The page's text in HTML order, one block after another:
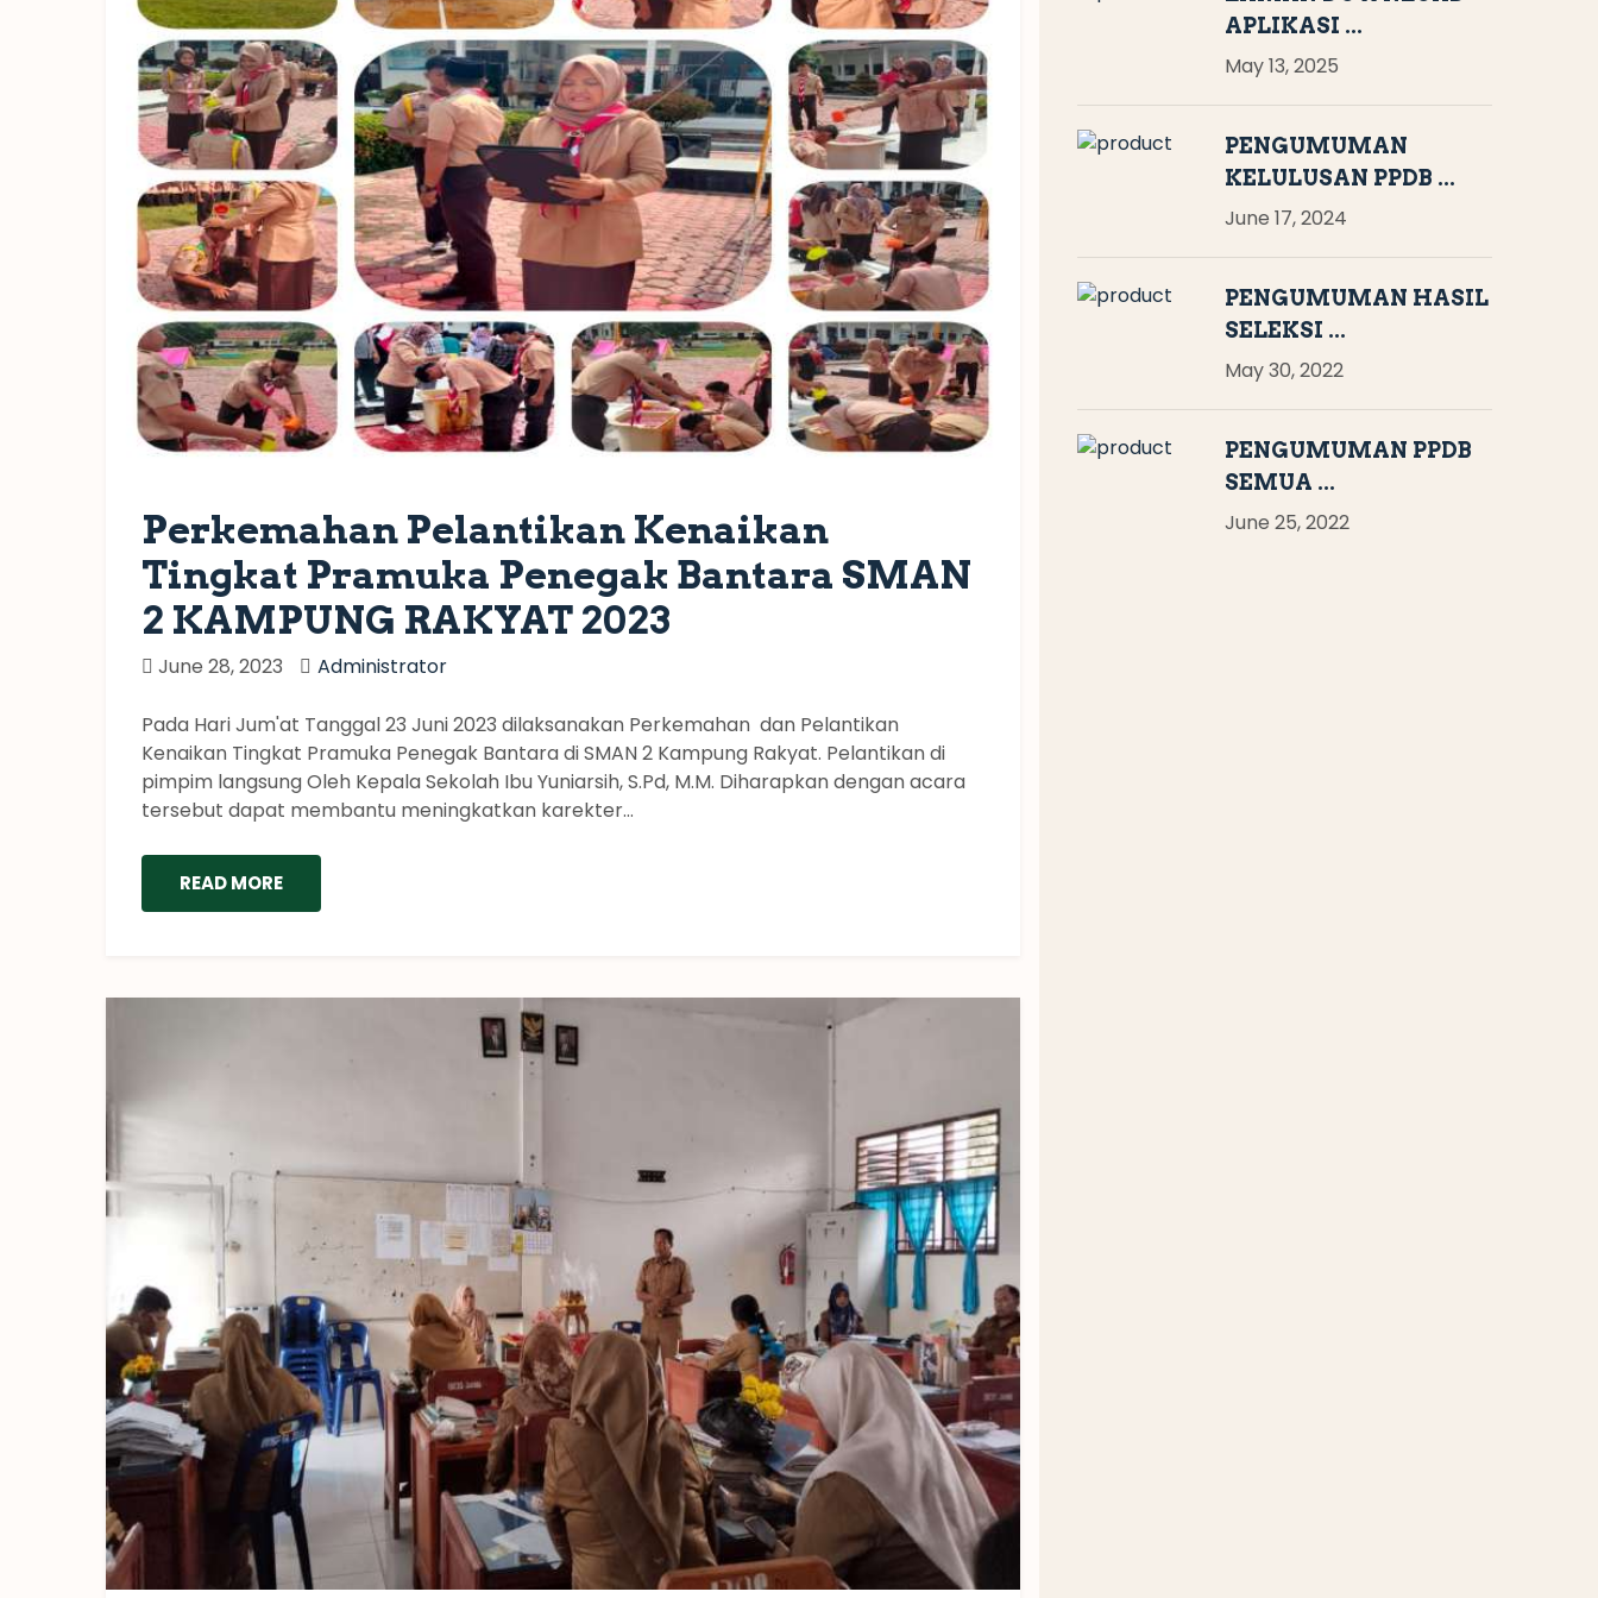
Perkemahan Pelantikan Kenaikan
Tingkat Pramuka Penegak Bantara SMAN
2 KAMPUNG RAKYAT 2023
June 28, 2023 Administrator
Pada Hari Jum'at Tanggal 23 Juni 2023 dilaksanakan Perkemahan dan Pelantikan
Kenaikan Tingkat Pramuka Penegak Bantara di SMAN 2 Kampung Rakyat. Pelantikan di
pimpim langsung Oleh Kepala Sekolah Ibu Yuniarsih, S.Pd, M.M. Diharapkan dengan acara
tersebut dapat membantu meningkatkan karekter...
READ MORE
APLIKASI ...
May 13, 2025
PENGUMUMAN
KELULUSAN PPDB ...
June 17, 2024
PENGUMUMAN HASIL
SELEKSI ...
May 30, 2022
PENGUMUMAN PPDB
SEMUA ...
June 25, 2022